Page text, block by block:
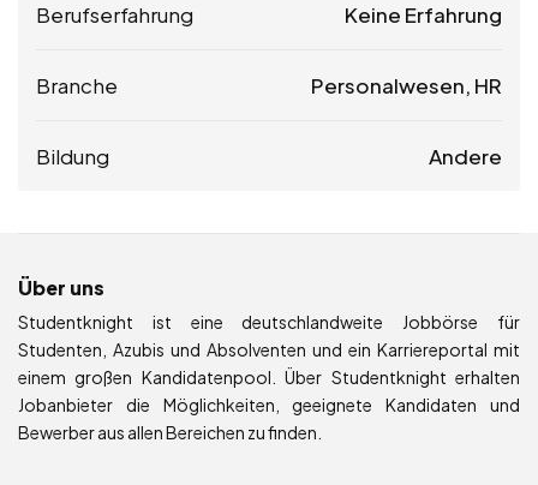
Berufserfahrung Keine Erfahrung
Branche Personalwesen, HR
Bildung Andere
Über uns
Studentknight ist eine deutschlandweite Jobbörse für
Studenten, Azubis und Absolventen und ein Karriereportal mit
einem großen Kandidatenpool. Über Studentknight erhalten
Jobanbieter die Möglichkeiten, geeignete Kandidaten und
Bewerber aus allen Bereichen zu finden.